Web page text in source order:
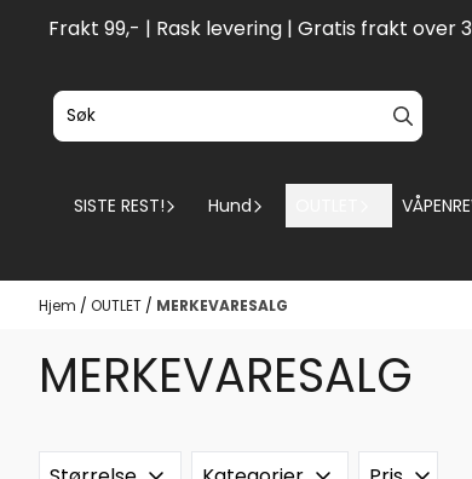
Hopp til innhold
Frakt 99,- | Rask levering | Gratis frakt over
SISTE REST! Hund
Hjem / OUTLET / MERKEVARESALG
MERKEVARESALG